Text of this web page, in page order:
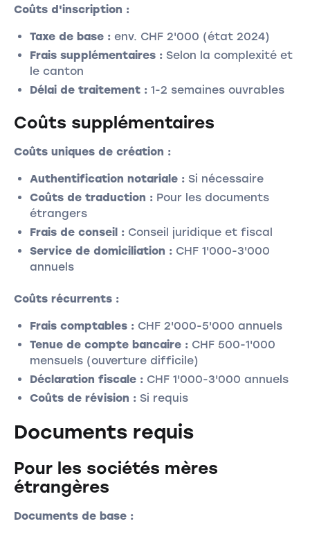
Coûts d'inscription :
Taxe de base : env. CHF 2'000 (état 2024)
Frais supplémentaires : Selon la complexité et
le canton
Délai de traitement : 1-2 semaines ouvrables
Coûts supplémentaires
Coûts uniques de création :
Authentification notariale : Si nécessaire
Coûts de traduction : Pour les documents
étrangers
Frais de conseil : Conseil juridique et fiscal
Service de domiciliation : CHF 1'000-3'000
annuels
Coûts récurrents :
Frais comptables : CHF 2'000-5'000 annuels
Tenue de compte bancaire : CHF 500-1'000
mensuels (ouverture difficile)
Déclaration fiscale : CHF 1'000-3'000 annuels
Coûts de révision : Si requis
Documents requis
Pour les sociétés mères
étrangères
Documents de base :